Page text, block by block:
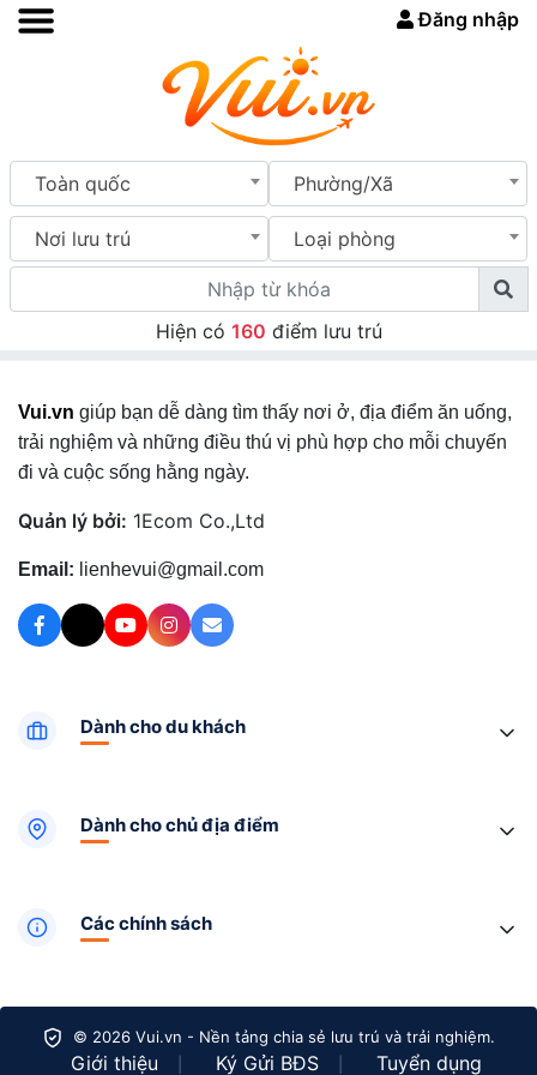
Đăng nhập
Toàn quốc Phường/Xã
Nơi lưu trú Loại phòng
Hiện có 160 điểm lưu trú
Vui.vn giúp bạn dễ dàng tìm thấy nơi ở, địa điểm ăn uống,
trải nghiệm và những điều thú vị phù hợp cho mỗi chuyến
đi và cuộc sống hằng ngày.
Quản lý bởi: 1Ecom Co.,Ltd
Email: lienhevui@gmail.com
Dành cho du khách
Dành cho chủ địa điểm
Các chính sách
© 2026 Vui.vn - Nền tảng chia sẻ lưu trú và trải nghiệm.
Giới thiệu Ký Gửi BĐS Tuyển dụng